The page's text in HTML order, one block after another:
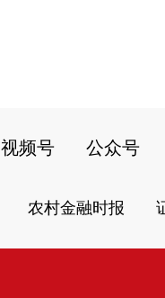
视频号 公众号
农村金融时报